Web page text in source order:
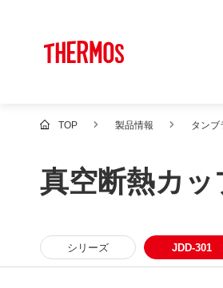
TOP 製品情報 タンブ
真空断熱カ
シリーズ JDD-301